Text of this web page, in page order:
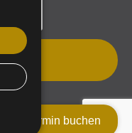
Datenschutz Impressum
Termin buchen